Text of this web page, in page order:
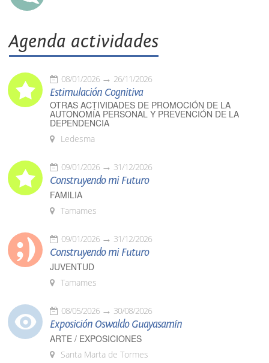
Agenda actividades
08/01/2026 26/11/2026
Estimulación Cognitiva
OTRAS ACTIVIDADES DE PROMOCIÓN DE LA
AUTONOMÍA PERSONAL Y PREVENCIÓN DE LA
DEPENDENCIA
Ledesma
09/01/2026 31/12/2026
Construyendo mi Futuro
FAMILIA
Tamames
09/01/2026 31/12/2026
Construyendo mi Futuro
JUVENTUD
Tamames
08/05/2026 30/08/2026
Exposición Oswaldo Guayasamín
ARTE / EXPOSICIONES
Santa Marta de Tormes